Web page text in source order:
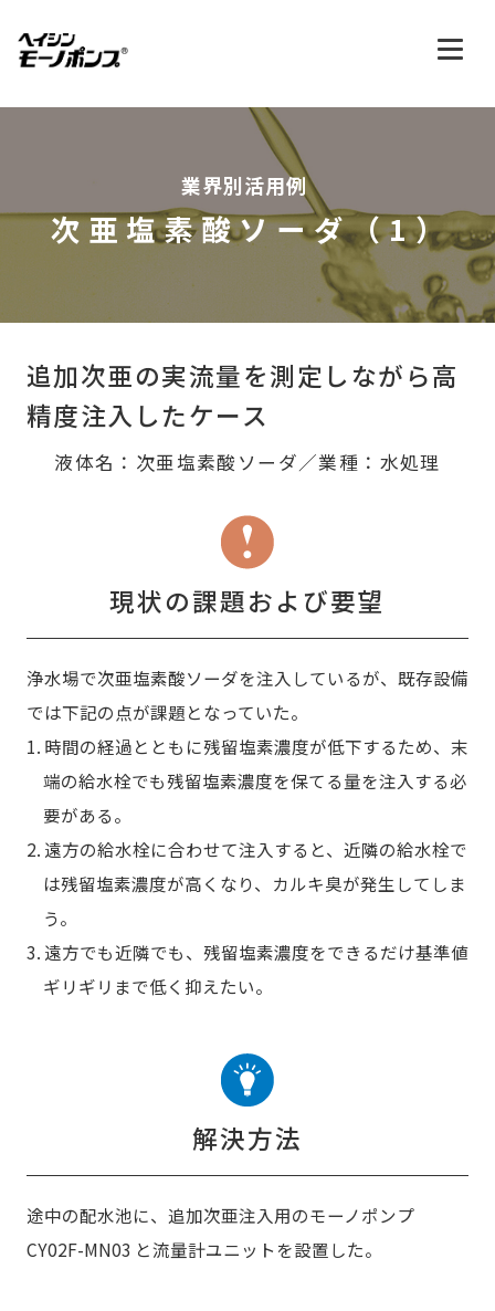
業界別活用例
次亜塩素酸ソーダ（1）
追加次亜の実流量を測定しながら高
精度注入したケース
液体名：次亜塩素酸ソーダ／業種：水処理
現状の課題および要望
浄水場で次亜塩素酸ソーダを注入しているが、既存設備
では下記の点が課題となっていた。
1. 時間の経過とともに残留塩素濃度が低下するため、末
端の給水栓でも残留塩素濃度を保てる量を注入する必
要がある。
2. 遠方の給水栓に合わせて注入すると、近隣の給水栓で
は残留塩素濃度が高くなり、カルキ臭が発生してしま
う。
3. 遠方でも近隣でも、残留塩素濃度をできるだけ基準値
ギリギリまで低く抑えたい。
解決方法
途中の配水池に、追加次亜注入用のモーノポンプ
CY02F-MN03 と流量計ユニットを設置した。